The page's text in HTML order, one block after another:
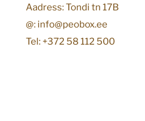
Aadress: Tondi tn 17B
@: info@peobox.ee
Tel: +372 58 112 500